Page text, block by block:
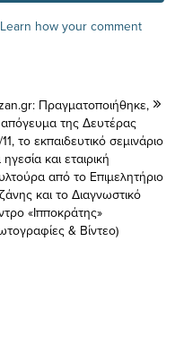
Learn how your comment
Πραγματοποιήθηκε,
της Δευτέρας
το εκπαιδευτικό σεμινάριο
ηγεσία και εταιρική
από το Επιμελητήριο
και το Διαγνωστικό
«Ιπποκράτης»
& Βίντεο)